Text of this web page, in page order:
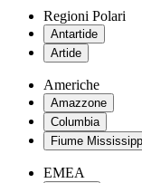
Regioni Polari
Antartide
Artide
Americhe
Amazzone
Columbia
Fiume
EMEA